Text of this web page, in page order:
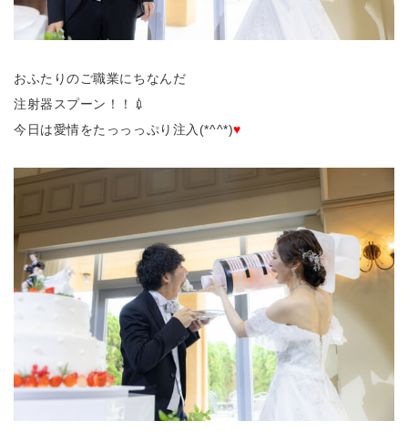
おふたりのご職業にちなんだ
注射器スプーン！！💉
今日は愛情をたっっっぷり注入(*^^*)♥